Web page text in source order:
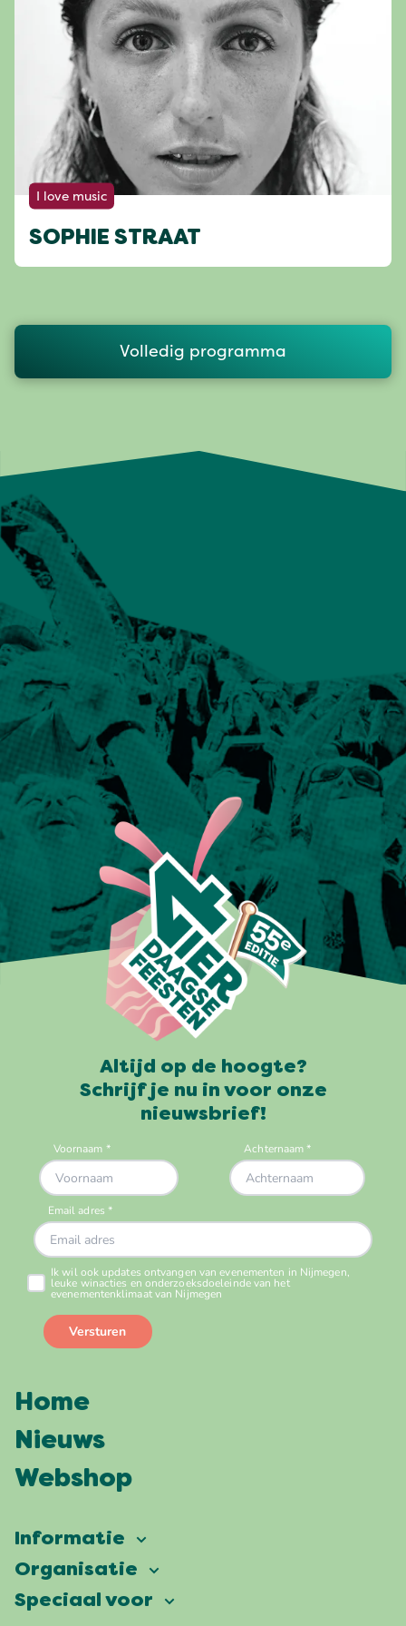
I love music
SOPHIE STRAAT
Volledig programma
Altijd op de hoogte?
Schrijf je nu in voor onze
nieuwsbrief!
Home
Nieuws
Webshop
Informatie
Vierdaagsefeesten
Veelgestelde vragen
Organisatie
Onze ambitie
Speciaal voor